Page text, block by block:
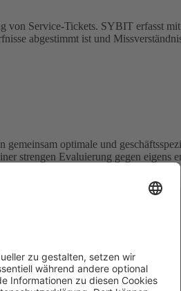
Service-Tickets. SYBIT erfasst
abgestimmt ist und
optimale und
strengen Evaluierung gegen
passt.